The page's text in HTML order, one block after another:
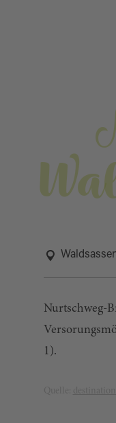
Nurtschweg-
1).